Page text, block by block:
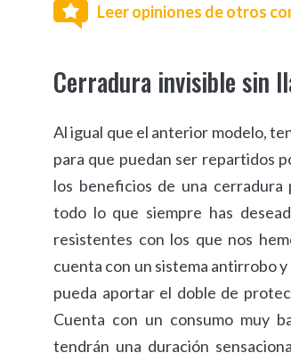
Leer opiniones de otros
Cerradura invisible sin
Al igual que el anterior modelo,
para que puedan ser repartidos
los beneficios de una
todo lo que siempre has
resistentes con los que nos
cuenta con un sistema antirrobo
pueda aportar el doble de
Cuenta con un consumo muy
tendrán una duración